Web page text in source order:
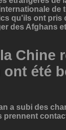
de
qu'ils ont
des Afghans
Chine
été
a subi des
prennent